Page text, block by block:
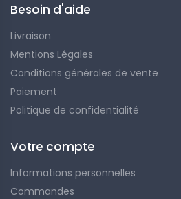
Besoin d'aide
Livraison
Mentions Légales
Conditions générales de vente
Paiement
Politique de confidentialité
Votre compte
Informations personnelles
Commandes